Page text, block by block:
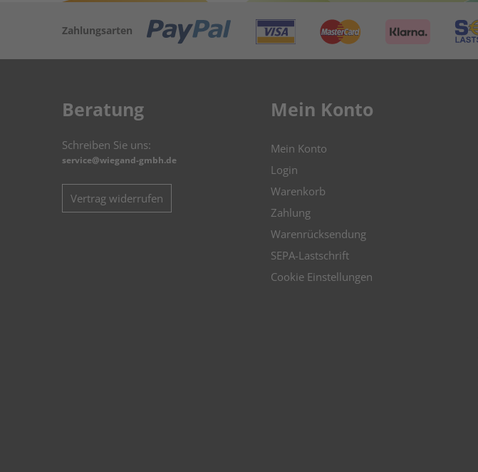
Zahlungsarten
Beratung
Schreiben Sie uns:
service@wiegand-gmbh.de
Vertrag widerrufen
Mein Konto
Mein Konto
Login
Warenkorb
Zahlung
Warenrücksendung
SEPA-Lastschrift
Cookie Einstellungen